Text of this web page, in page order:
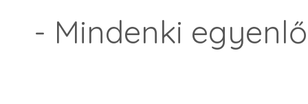
- Mindenki